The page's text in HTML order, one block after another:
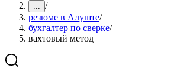
... /
резюме в Алуште/
бухгалтер по сверке/
вахтовый метод